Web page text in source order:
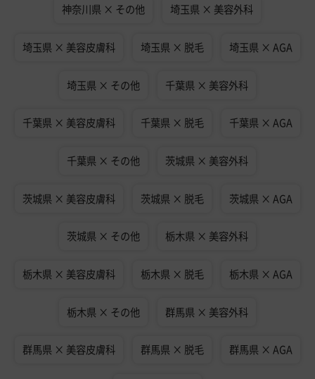
神奈川県 × その他 埼玉県 × 美容外科
埼玉県 × 美容皮膚科 埼玉県 × 脱毛 埼玉県 × AGA
埼玉県 × その他 千葉県 × 美容外科
千葉県 × 美容皮膚科 千葉県 × 脱毛 千葉県 × AGA
千葉県 × その他 茨城県 × 美容外科
茨城県 × 美容皮膚科 茨城県 × 脱毛 茨城県 × AGA
茨城県 × その他 栃木県 × 美容外科
栃木県 × 美容皮膚科 栃木県 × 脱毛 栃木県 × AGA
栃木県 × その他 群馬県 × 美容外科
群馬県 × 美容皮膚科 群馬県 × 脱毛 群馬県 × AGA